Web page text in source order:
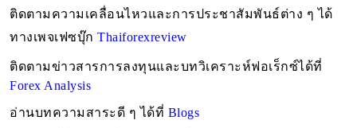
ติดตามความเคลื่อนไหวและการประชาสัมพันธ์ต่าง ๆ ได้
ทางเพจเฟซบุ๊ก Thaiforexreview
Forex Analysis
อ่านบทความสาระดี ๆ ได้ที่ Blogs